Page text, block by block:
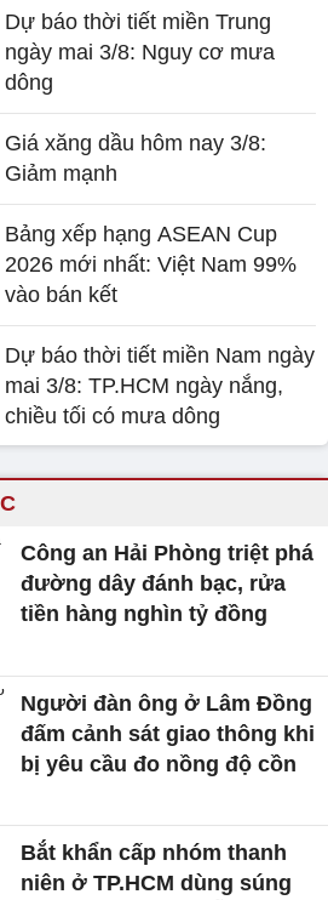
Dự báo thời tiết miền Trung
ngày mai 3/8: Nguy cơ mưa
dông
Giá xăng dầu hôm nay 3/8:
Giảm mạnh
Bảng xếp hạng ASEAN Cup
2026 mới nhất: Việt Nam 99%
vào bán kết
Dự báo thời tiết miền Nam ngày
mai 3/8: TP.HCM ngày nắng,
chiều tối có mưa dông
Công an Hải Phòng triệt phá
đường dây đánh bạc, rửa
tiền hàng nghìn tỷ đồng
Người đàn ông ở Lâm Đồng
đấm cảnh sát giao thông khi
bị yêu cầu đo nồng độ cồn
Bắt khẩn cấp nhóm thanh
niên ở TP.HCM dùng súng